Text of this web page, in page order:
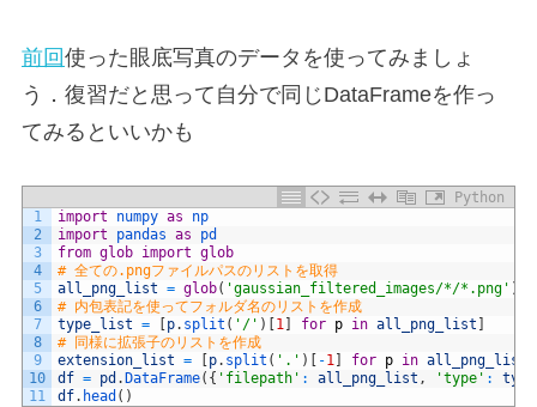
前回使った眼底写真のデータを使ってみましょ
う．復習だと思って自分で同じDataFrameを作っ
てみるといいかも
Python
1
2
3
4
5
6
7
8
9
10
11
import numpy as
np
import
pandas as
pd
from glob import glob
# 全ての.pngファイルパスのリストを取得
all_png_list = glob( 'gaussian_filtered_images/*/*.png' )
# 内包表記を使ってフォルダ名のリストを作成
type_list = p. split ( '/' ) 1 for p in all_png_list
# 同様に拡張子のリストを作成
extension_list = p. split ( '.' ) -1 for p in all_png_list
df = pd . DataFrame( { 'filepath' : all_png_list , 'type' :
df. head ( )